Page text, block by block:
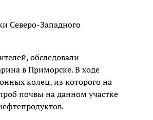
Северо-Западного
обследовали
в Приморске. В ходе
колец, из которого на
почвы на данном участке